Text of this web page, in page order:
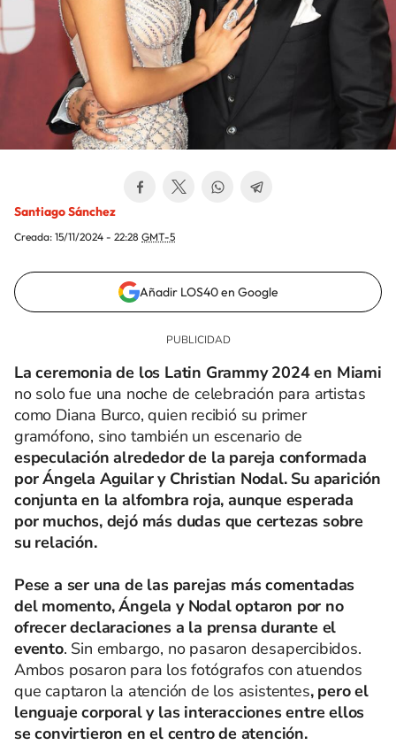
Santiago Sánchez
Creada: 15/11/2024 - 22:28 GMT-5
Añadir LOS40 en Google
La ceremonia de los Latin Grammy 2024 en Miami
no solo fue una noche de celebración para artistas
como Diana Burco, quien recibió su primer
gramófono, sino también un escenario de
especulación alrededor de la pareja conformada
por Ángela Aguilar y Christian Nodal. Su aparición
conjunta en la alfombra roja, aunque esperada
por muchos, dejó más dudas que certezas sobre
su relación.
Pese a ser una de las parejas más comentadas
del momento, Ángela y Nodal optaron por no
ofrecer declaraciones a la prensa durante el
evento. Sin embargo, no pasaron desapercibidos.
Ambos posaron para los fotógrafos con atuendos
que captaron la atención de los asistentes, pero el
lenguaje corporal y las interacciones entre ellos
se convirtieron en el centro de atención.